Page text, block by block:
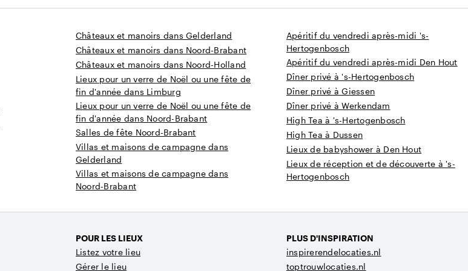
Châteaux et manoirs dans Gelderland
Châteaux et manoirs dans Noord-Brabant
Châteaux et manoirs dans Noord-Holland
Lieux pour un verre de Noël ou une fête de
fin d'année dans Limburg
Lieux pour un verre de Noël ou une fête de
fin d'année dans Noord-Brabant
Salles de fête Noord-Brabant
Villas et maisons de campagne dans
Gelderland
Villas et maisons de campagne dans
Noord-Brabant
Apéritif du vendredi après-midi 's-
Hertogenbosch
Apéritif du vendredi après-midi Den Hout
Dîner privé à 's-Hertogenbosch
Dîner privé à Giessen
Dîner privé à Werkendam
High Tea à 's-Hertogenbosch
High Tea à Dussen
Lieux de babyshower à Den Hout
Lieux de réception et de découverte à 's-
Hertogenbosch
POUR LES LIEUX
Listez votre lieu
Gérer le lieu
PLUS D'INSPIRATION
inspirerendelocaties.nl
toptrouwlocaties.nl